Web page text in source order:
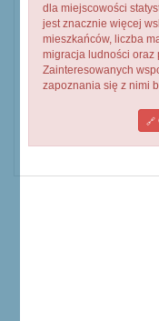
dla miejscowości
jest znacznie więcej
mieszkańców, liczba
migracja ludności
Zainteresowanych
zapoznania się z nimi